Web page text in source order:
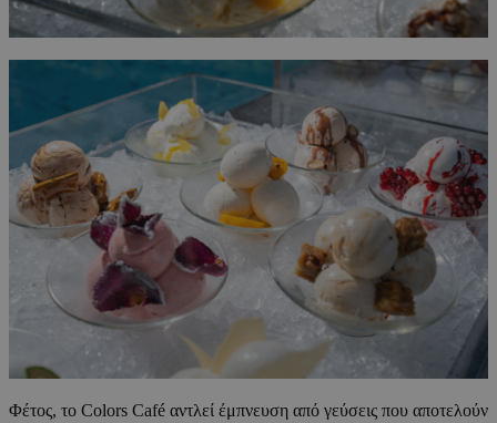
Φέτος, το Colors Café αντλεί έμπνευση από γεύσεις που αποτελούν